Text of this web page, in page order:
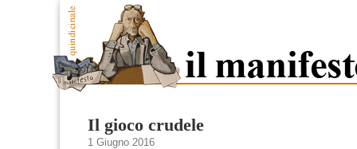
Il gioco crudele
1 Giugno 2016